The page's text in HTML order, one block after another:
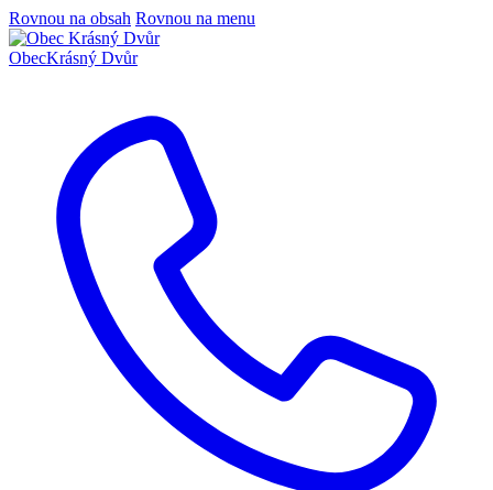
Rovnou na obsah Rovnou na menu
ObecKrásný Dvůr